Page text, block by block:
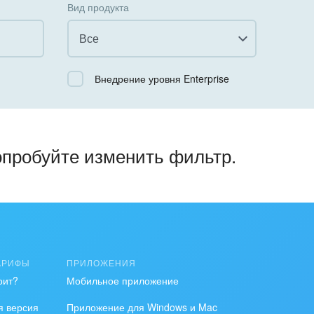
Вид продукта
Все
ВсеВнедрение уровня Enterprise
изменить фильтр.
версия
ПРИЛОЖЕНИЯ
Мобильное приложение
Приложение для Windows и Mac